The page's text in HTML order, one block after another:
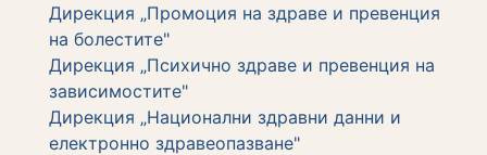
Дирекция „Промоция на здраве и превенция
на болестите"
Дирекция „Психично здраве и превенция на
зависимостите"
Дирекция „Национални здравни данни и
електронно здравеопазване"